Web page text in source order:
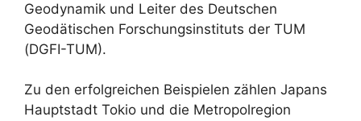
Geodynamik und Leiter des Deutschen
Geodätischen Forschungsinstituts der TUM
(DGFI-TUM).
Zu den erfolgreichen Beispielen zählen Japans
Hauptstadt Tokio und die Metropolregion